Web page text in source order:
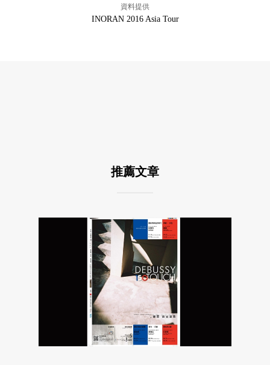
資料提供
INORAN 2016 Asia Tour
推薦文章